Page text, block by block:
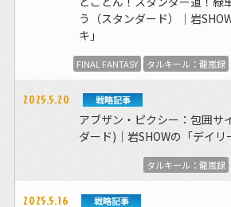
う（スタンダード）｜岩
キ」
FINAL FANTASY タルキール：龍嵐録
2025.5.20 戦略記事
アブザン・ピクシー：包囲サ
ダード)｜岩SHOWの「デイリ
タルキール：龍嵐録
2025.5.16 戦略記事